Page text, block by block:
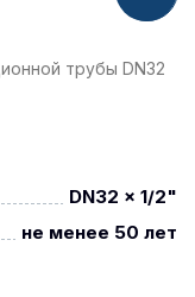
трубы DN32
DN32 x 1/2"
не менее 50 лет